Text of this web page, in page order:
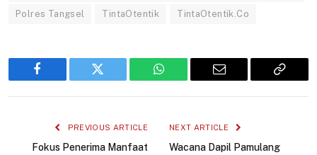
Polres Tangsel TintaOtentik TintaOtentik.Co
Facebook Twitter WhatsApp Email
Copy
PREVIOUS ARTICLE
Fokus Penerima Manfaat
NEXT ARTICLE
Wacana Dapil Pamulang